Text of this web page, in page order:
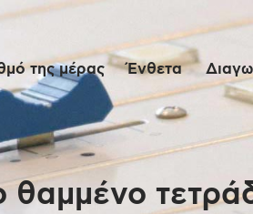
της μέρας Ένθετα
θαμμένο
της